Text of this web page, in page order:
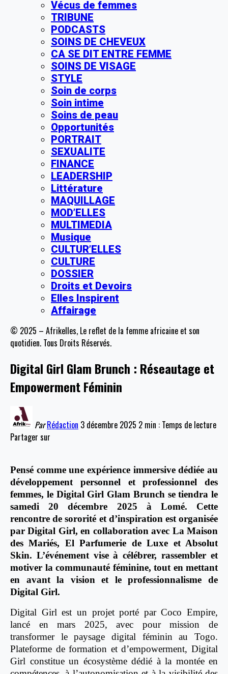
Vécus de femmes
TRIBUNE
PODCASTS
SOINS DE CHEVEUX
CA SE DIT ENTRE FEMME
SOINS DE VISAGE
STYLE
Soin de corps
Soin intime
Soins de peau
Opportunités
PORTRAIT
SEXUALITE
FINANCE
LEADERSHIP
Littérature
MAQUILLAGE
MOD’ELLES
MULTIMEDIA
Musique
CULTUR’ELLES
CULTURE
DOSSIER
Droits et Devoirs
Elles Inspirent
Affairage
© 2025 – Afrikelles, Le reflet de la femme africaine et son
quotidien. Tous Droits Réservés.
Digital Girl Glam Brunch : Réseautage et
Empowerment Féminin
Par Rédaction 3 décembre 2025 2 min : Temps de lecture
Partager sur
Pensé comme une expérience immersive dédiée au
développement personnel et professionnel des
femmes, le Digital Girl Glam Brunch se tiendra le
samedi 20 décembre 2025 à Lomé. Cette
rencontre de sororité et d’inspiration est organisée
par Digital Girl, en collaboration avec La Maison
des Mariés, El Parfumerie de Luxe et Absolut
Skin. L’événement vise à célébrer, rassembler et
motiver la communauté féminine, tout en mettant
en avant la vision et le professionnalisme de
Digital Girl.
Digital Girl est un projet porté par Coco Empire,
lancé en mars 2025, avec pour mission de
transformer le paysage digital féminin au Togo.
Plateforme de formation et d’empowerment, Digital
Girl constitue un écosystème dédié à la montée en